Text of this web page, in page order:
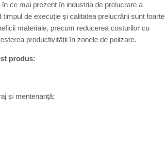
ce mai prezent în industria de prelucrare a
de execuție și calitatea prelucrării sunt foarte
materiale, precum reducerea costurilor cu
productivității în zonele de polizare.
produs:
și mentenanță;